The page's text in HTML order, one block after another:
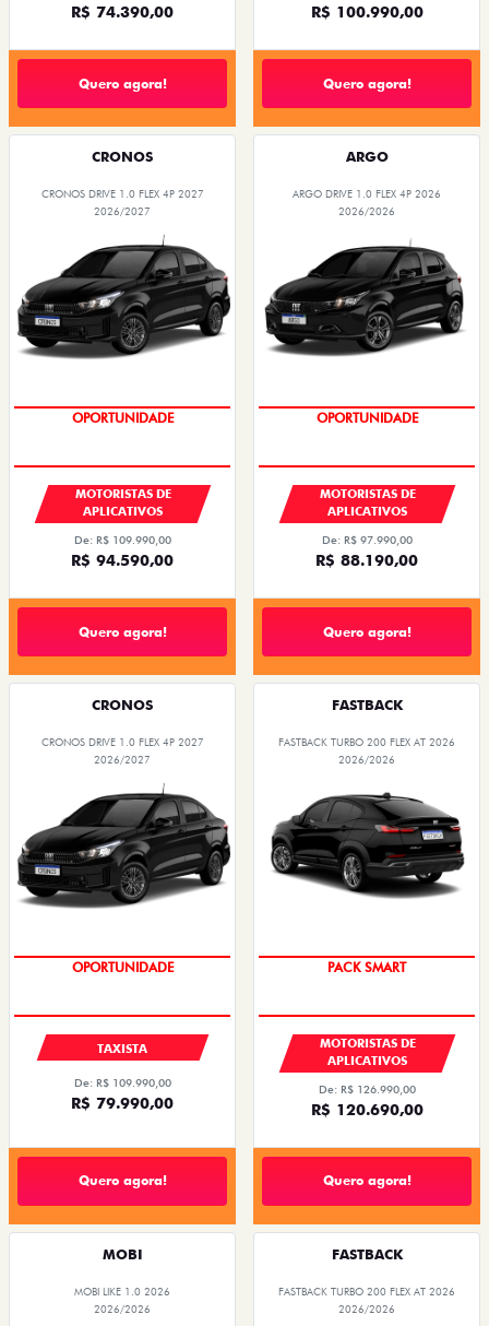
R$ 74.390,00
Quero agora!
R$ 100.990,00
Quero agora!
CRONOS
CRONOS DRIVE 1.0 FLEX 4P 2027
2026/2027
OPORTUNIDADE
MOTORISTAS DE
APLICATIVOS
De: R$ 109.990,00
R$ 94.590,00
Quero agora!
ARGO
ARGO DRIVE 1.0 FLEX 4P 2026
2026/2026
OPORTUNIDADE
MOTORISTAS DE
APLICATIVOS
De: R$ 97.990,00
R$ 88.190,00
Quero agora!
CRONOS
CRONOS DRIVE 1.0 FLEX 4P 2027
2026/2027
OPORTUNIDADE
TAXISTA
De: R$ 109.990,00
R$ 79.990,00
Quero agora!
FASTBACK
FASTBACK TURBO 200 FLEX AT 2026
2026/2026
PACK SMART
MOTORISTAS DE
APLICATIVOS
De: R$ 126.990,00
R$ 120.690,00
Quero agora!
MOBI
MOBI LIKE 1.0 2026
2026/2026
FASTBACK
FASTBACK TURBO 200 FLEX AT 2026
2026/2026